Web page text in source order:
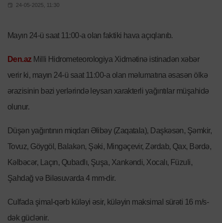
24-05-2025, 11:30
Mayın 24-ü saat 11:00-a olan faktiki hava açıqlanıb.
Den.azMilli Hidrometeorologiya Xidmətinə istinadən xəbər
verir ki, mayın 24-ü saat 11:00-a olan məlumatına əsasən ölkə
ərazisinin bəzi yerlərində leysan xarakterli yağıntılar müşahidə
olunur.
Düşən yağıntının miqdarı Əlibəy (Zaqatala), Daşkəsən, Şəmkir,
Tovuz, Göygöl, Balakən, Şəki, Mingəçevir, Zərdab, Qax, Bərdə,
Kəlbəcər, Laçın, Qubadlı, Şuşa, Xankəndi, Xocalı, Füzuli,
Şahdağ və Biləsuvarda 4 mm-dir.
Culfada şimal-qərb küləyi əsir, küləyin maksimal sürəti 16 m/s-
dək güclənir.